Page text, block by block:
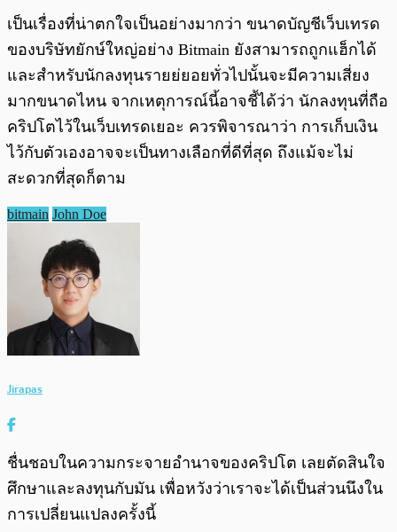
เป็นเรื่องที่น่าตกใจเป็นอย่างมากว่า ขนาดบัญชีเว็บเทรด
ของบริษัทยักษ์ใหญ่อย่าง Bitmain ยังสามารถถูกแฮ็กได้
และสำหรับนักลงทุนรายย่ยอยทั่วไปนั้นจะมีความเสี่ยง
มากขนาดไหน จากเหตุการณ์นี้อาจชี้ได้ว่า นักลงทุนที่ถือ
คริปโตไว้ในเว็บเทรดเยอะ ควรพิจารณาว่า การเก็บเงิน
ไว้กับตัวเองอาจจะเป็นทางเลือกที่ดีที่สุด ถึงแม้จะไม่
สะดวกที่สุดก็ตาม
bitmain John Doe
Jirapas
ชื่นชอบในความกระจายอำนาจของคริปโต เลยตัดสินใจ
ศึกษาและลงทุนกับมัน เพื่อหวังว่าเราจะได้เป็นส่วนนึงใน
การเปลี่ยนแปลงครั้งนี้